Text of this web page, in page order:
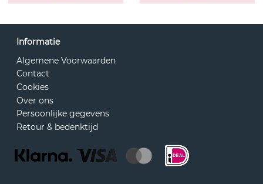
Informatie
Algemene Voorwaarden
Contact
Cookies
Over ons
Persoonlijke gegevens
Retour & bedenktijd